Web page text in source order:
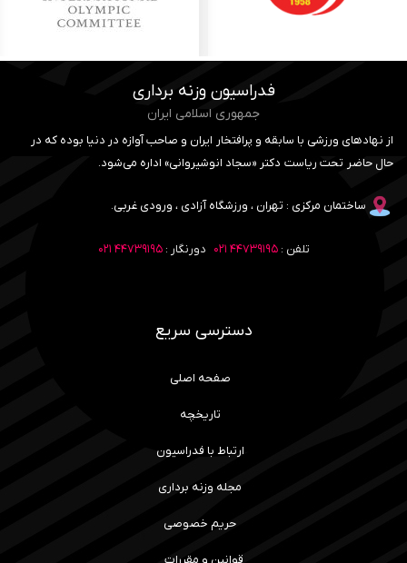
فدراسیون وزنه برداری
جمهوری اسلامی ایران
از نهادهای ورزشی با سابقه و پرافتخار ایران و صاحب آوازه در دنیا بوده که در
حال حاضر تحت ریاست دکتر «سجاد انوشیروانی» اداره می‌شود.
ساختمان مرکزی : تهران ، ورزشگاه آزادی ، ورودی غربی.
تلفن :۴۴۷۳۹۱۹۵ ۰۲۱ دورنگار :۴۴۷۳۹۱۹۵ ۰۲۱
دسترسی سریع
صفحه اصلی
تاریخچه
ارتباط با فدراسیون
مجله وزنه برداری
حریم خصوصی
قوانین و مقررات